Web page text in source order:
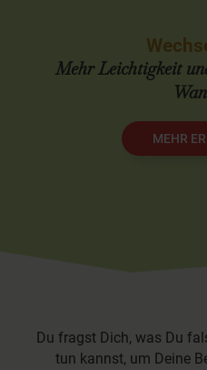
Mehr Leichtigkeit
MEHR
Du fragst Dich, was Du
tun kannst, um Deine